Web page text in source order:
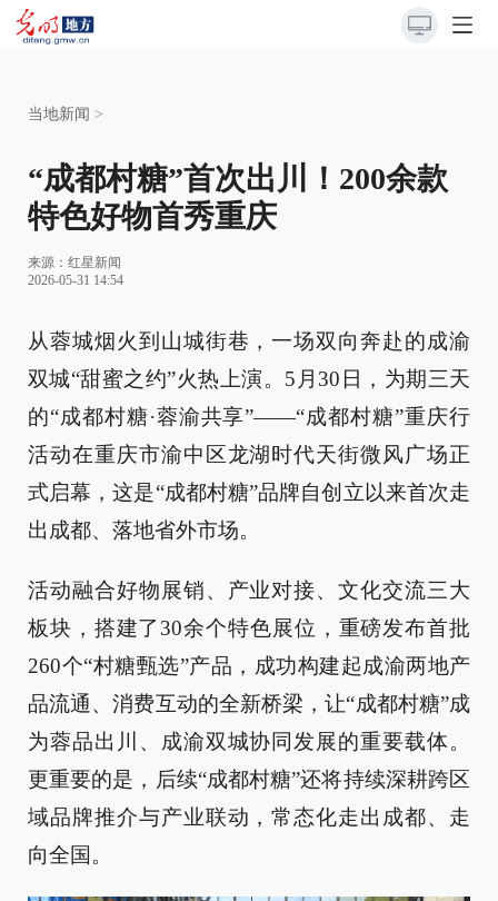
当地新闻 >
“成都村糖”首次出川！200余款
特色好物首秀重庆
来源： 红星新闻
2026-05-31 14:54
从蓉城烟火到山城街巷，一场双向奔赴的成渝
双城“甜蜜之约”火热上演。5月30日，为期三天
的“成都村糖·蓉渝共享”——“成都村糖”重庆行
活动在重庆市渝中区龙湖时代天街微风广场正
式启幕，这是“成都村糖”品牌自创立以来首次走
出成都、落地省外市场。
活动融合好物展销、产业对接、文化交流三大
板块，搭建了30余个特色展位，重磅发布首批
260个“村糖甄选”产品，成功构建起成渝两地产
品流通、消费互动的全新桥梁，让“成都村糖”成
为蓉品出川、成渝双城协同发展的重要载体。
更重要的是，后续“成都村糖”还将持续深耕跨区
域品牌推介与产业联动，常态化走出成都、走
向全国。